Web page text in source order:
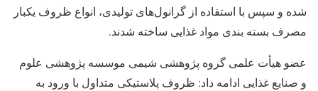
شده و سپس با استفاده از گرانول‌های تولیدی، انواع ظروف یکبار
مصرف بسته بندی مواد غذایی ساخته شدند.
عضو هیأت علمی گروه پژوهشی شیمی موسسه پژوهشی علوم
و صنایع غذایی ادامه داد: ظروف پلاستیکی متداول با ورود به